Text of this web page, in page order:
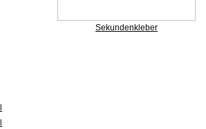
Sekundenkleber